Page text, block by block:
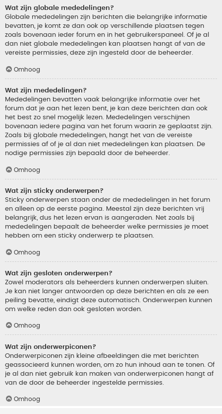
Wat zijn globale mededelingen?
Globale mededelingen zijn berichten die belangrijke informatie
bevatten, je komt ze dan ook op verschillende plaatsen tegen
zoals bovenaan ieder forum en in het gebruikerspaneel. Of je al
dan niet globale mededelingen kan plaatsen hangt af van de
vereiste permissies, deze zijn ingesteld door de beheerder.
Omhoog
Wat zijn mededelingen?
Mededelingen bevatten vaak belangrijke informatie over het
forum dat je aan het lezen bent, je kan deze berichten dan ook
het best zo snel mogelijk lezen. Mededelingen verschijnen
bovenaan iedere pagina van het forum waarin ze geplaatst zijn.
Zoals bij globale mededelingen, hangt het van de vereiste
permissies af of je al dan niet mededelingen kan plaatsen. De
nodige permissies zijn bepaald door de beheerder.
Omhoog
Wat zijn sticky onderwerpen?
Sticky onderwerpen staan onder de mededelingen in het forum
en alleen op de eerste pagina. Meestal zijn deze berichten vrij
belangrijk, dus het lezen ervan is aangeraden. Net zoals bij
mededelingen bepaalt de beheerder welke permissies je moet
hebben om een sticky onderwerp te plaatsen.
Omhoog
Wat zijn gesloten onderwerpen?
Zowel moderators als beheerders kunnen onderwerpen sluiten.
Je kan niet langer antwoorden op deze berichten en als ze een
peiling bevatte, eindigt deze automatisch. Onderwerpen kunnen
om welke reden dan ook gesloten worden.
Omhoog
Wat zijn onderwerpiconen?
Onderwerpiconen zijn kleine afbeeldingen die met berichten
geassocieerd kunnen worden, om zo hun inhoud aan te tonen. Of
je al dan niet gebruik kan maken van onderwerpiconen hangt af
van de door de beheerder ingestelde permissies.
Omhoog